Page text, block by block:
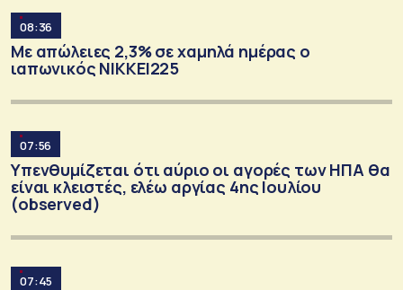
08:36
Με απώλειες 2,3% σε χαμηλά ημέρας ο
ιαπωνικός ΝΙΚΚΕΙ225
07:56
Υπενθυμίζεται ότι αύριο οι αγορές των ΗΠΑ θα
είναι κλειστές, ελέω αργίας 4ης Ιουλίου
(observed)
07:45